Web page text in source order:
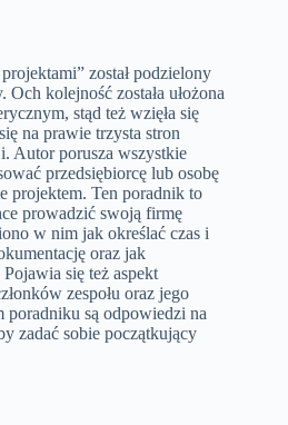
został podzielony
Och kolejność została ułożona
stąd też wzięła się
na prawie trzysta stron
Autor porusza wszystkie
przedsiębiorcę lub osobę
projektem. Ten poradnik to
prowadzić swoją firmę
w nim jak określać czas i
oraz jak
się też aspekt
zespołu oraz jego
są odpowiedzi na
zadać sobie początkujący